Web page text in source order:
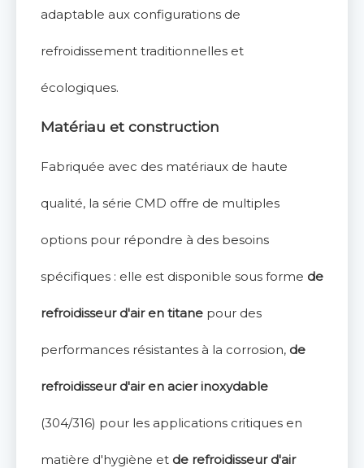
adaptable aux configurations de
refroidissement traditionnelles et
écologiques.
Matériau et construction
Fabriquée avec des matériaux de haute
qualité, la série CMD offre de multiples
options pour répondre à des besoins
spécifiques : elle est disponible sous forme de
refroidisseur d'air en titane pour des
performances résistantes à la corrosion, de
refroidisseur d'air en acier inoxydable
(304/316) pour les applications critiques en
matière d'hygiène et de refroidisseur d'air